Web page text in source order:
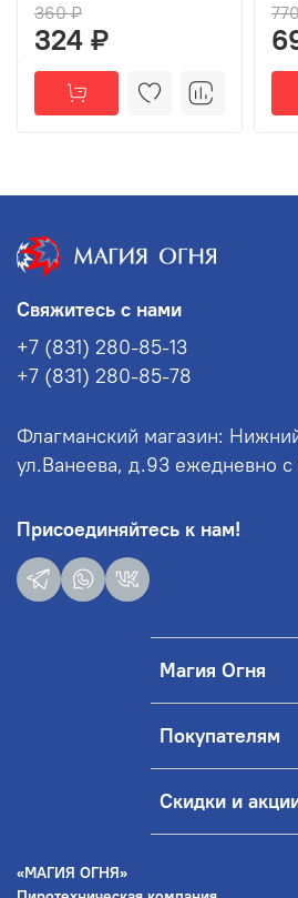
360 ₽
324 ₽
Магия Огня
Покупателям
Скидки и
Свяжитесь с нами
+7 (831) 280-85-13
+7 (831) 280-85-78
Флагманский магазин:
ул.Ванеева, д.93 ежедневно
Присоединяйтесь к нам!
«МАГИЯ ОГНЯ»